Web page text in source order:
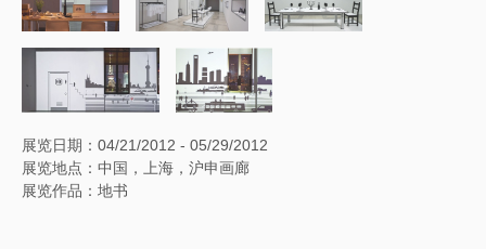
展览日期：04/21/2012 - 05/29/2012
展览地点：中国，上海，沪申画廊
展览作品：地书